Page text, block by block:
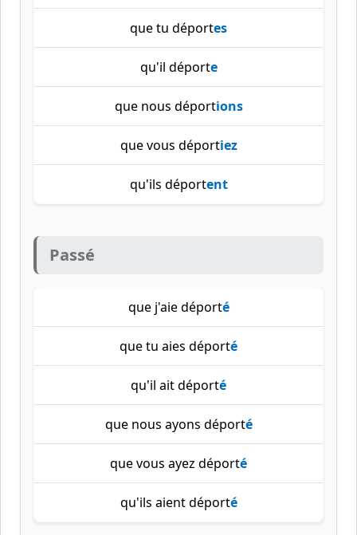
que tu déportes
qu'il déporte
que nous déportions
que vous déportiez
qu'ils déportent
Passé
que j'aie déporté
que tu aies déporté
qu'il ait déporté
que nous ayons déporté
que vous ayez déporté
qu'ils aient déporté